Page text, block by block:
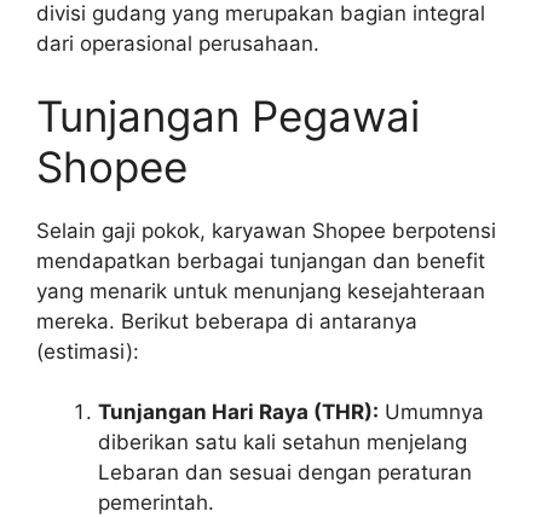
divisi gudang yang merupakan bagian integral
dari operasional perusahaan.
Tunjangan Pegawai
Shopee
Selain gaji pokok, karyawan Shopee berpotensi
mendapatkan berbagai tunjangan dan benefit
yang menarik untuk menunjang kesejahteraan
mereka. Berikut beberapa di antaranya
(estimasi):
Tunjangan Hari Raya (THR): Umumnya
diberikan satu kali setahun menjelang
Lebaran dan sesuai dengan peraturan
pemerintah.